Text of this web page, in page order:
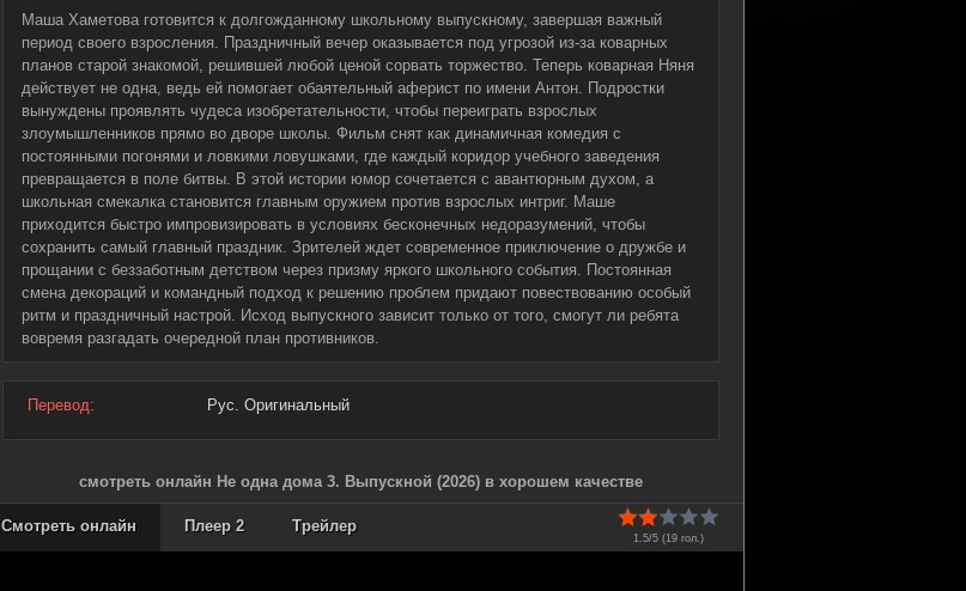
Маша Хаметова готовится к долгожданному школьному выпускному, завершая важный
период своего взросления. Праздничный вечер оказывается под угрозой из-за коварных
планов старой знакомой, решившей любой ценой сорвать торжество. Теперь коварная Няня
действует не одна, ведь ей помогает обаятельный аферист по имени Антон. Подростки
вынуждены проявлять чудеса изобретательности, чтобы переиграть взрослых
злоумышленников прямо во дворе школы. Фильм снят как динамичная комедия с
постоянными погонями и ловкими ловушками, где каждый коридор учебного заведения
превращается в поле битвы. В этой истории юмор сочетается с авантюрным духом, а
школьная смекалка становится главным оружием против взрослых интриг. Маше
приходится быстро импровизировать в условиях бесконечных недоразумений, чтобы
сохранить самый главный праздник. Зрителей ждет современное приключение о дружбе и
прощании с беззаботным детством через призму яркого школьного события. Постоянная
смена декораций и командный подход к решению проблем придают повествованию особый
ритм и праздничный настрой. Исход выпускного зависит только от того, смогут ли ребята
вовремя разгадать очередной план противников.
Перевод: Рус. Оригинальный
смотреть онлайн Не одна дома 3. Выпускной (2026) в хорошем качестве
1.5/5 (19 гол.)
Смотреть онлайн Плеер 2 Трейлер